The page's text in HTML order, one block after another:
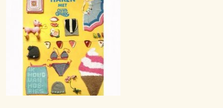
Cadeaubon
Workshops
Brei- en haakatelier
Atelier op zondag
Contact